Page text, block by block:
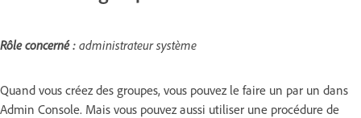
Rôle concerné : administrateur système
Quand vous créez des groupes, vous pouvez le faire un par un dans
Admin Console. Mais vous pouvez aussi utiliser une procédure de